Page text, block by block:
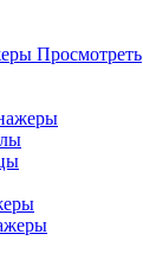
Просмотреть